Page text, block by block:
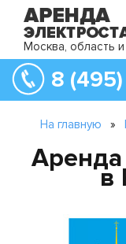
Москва, область
8
На главную »
Аренда
в